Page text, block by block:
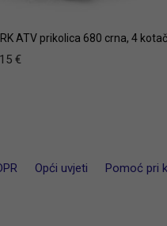
ATV prikolica 680 crna, 4
€
Opći uvjeti Pomoć pri